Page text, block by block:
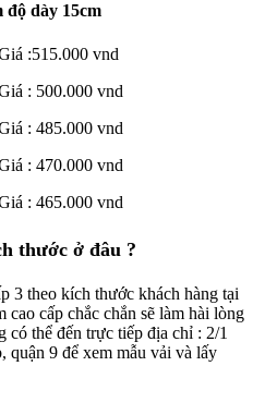
độ dày 15cm
:515.000 vnd
: 500.000 vnd
: 485.000 vnd
: 470.000 vnd
: 465.000 vnd
thước ở đâu ?
3 theo kích thước khách hàng tại
cấp chắc chắn sẽ làm hài lòng
có thể đến trực tiếp địa chỉ : 2/1
9 để xem mẫu vải và lấy